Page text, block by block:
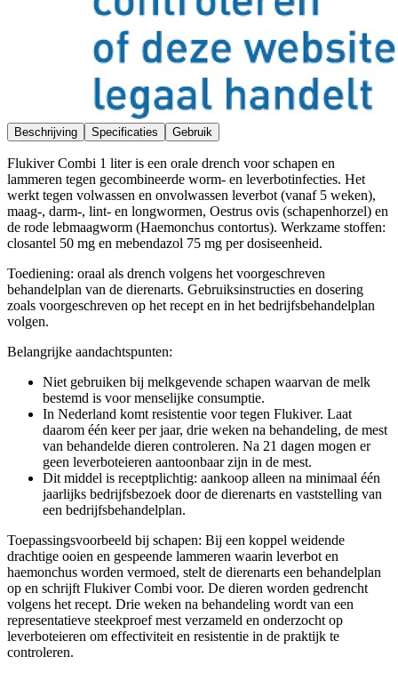
Beschrijving Specificaties Gebruik
Flukiver Combi 1 liter is een orale drench voor schapen en
lammeren tegen gecombineerde worm- en leverbotinfecties. Het
werkt tegen volwassen en onvolwassen leverbot (vanaf 5 weken),
maag-, darm-, lint- en longwormen, Oestrus ovis (schapenhorzel) en
de rode lebmaagworm (Haemonchus contortus). Werkzame stoffen:
closantel 50 mg en mebendazol 75 mg per dosiseenheid.
Toediening: oraal als drench volgens het voorgeschreven
behandelplan van de dierenarts. Gebruiksinstructies en dosering
zoals voorgeschreven op het recept en in het bedrijfsbehandelplan
volgen.
Belangrijke aandachtspunten:
Niet gebruiken bij melkgevende schapen waarvan de melk
bestemd is voor menselijke consumptie.
In Nederland komt resistentie voor tegen Flukiver. Laat
daarom één keer per jaar, drie weken na behandeling, de mest
van behandelde dieren controleren. Na 21 dagen mogen er
geen leverboteieren aantoonbaar zijn in de mest.
Dit middel is receptplichtig: aankoop alleen na minimaal één
jaarlijks bedrijfsbezoek door de dierenarts en vaststelling van
een bedrijfsbehandelplan.
Toepassingsvoorbeeld bij schapen: Bij een koppel weidende
drachtige ooien en gespeende lammeren waarin leverbot en
haemonchus worden vermoed, stelt de dierenarts een behandelplan
op en schrijft Flukiver Combi voor. De dieren worden gedrencht
volgens het recept. Drie weken na behandeling wordt van een
representatieve steekproef mest verzameld en onderzocht op
leverboteieren om effectiviteit en resistentie in de praktijk te
controleren.